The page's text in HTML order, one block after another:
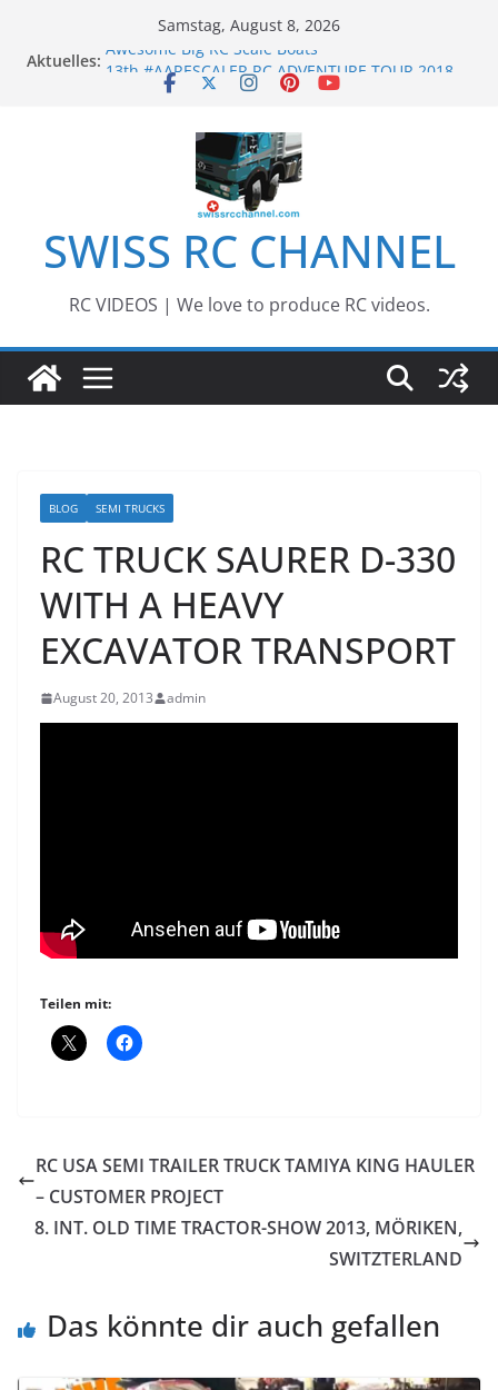
Samstag, August 8, 2026
Aktuelles: Awesome Big RC Scale Boats
13th #AARESCALER RC ADVENTURE TOUR 2018
Awesome RC Timber Truck
Awesome RC TRUCK Event – Herisau,
Switzerland – 2020
SWISS RC CHANNEL
RC VIDEOS | We love to produce RC videos.
BLOG SEMI TRUCKS
RC TRUCK SAURER D-330
WITH A HEAVY
EXCAVATOR TRANSPORT
August 20, 2013 admin
Teilen mit:
RC USA SEMI TRAILER TRUCK TAMIYA KING HAULER
– CUSTOMER PROJECT
8. INT. OLD TIME TRACTOR-SHOW 2013, MÖRIKEN,
SWITZTERLAND
Das könnte dir auch gefallen